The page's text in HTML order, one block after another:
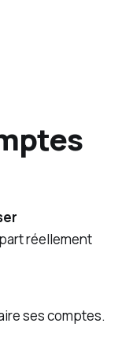
réellement
ses comptes.